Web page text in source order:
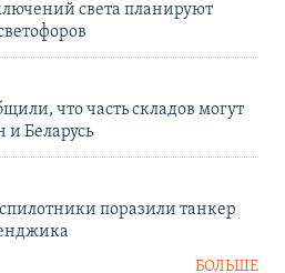
света планируют
что часть складов могут
и Беларусь
поразили танкер
БОЛЬШЕ